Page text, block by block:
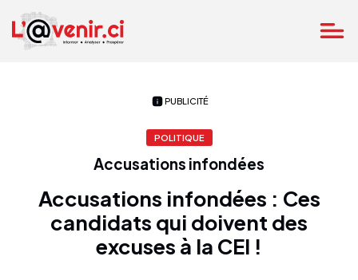
PUBLICITÉ
POLITIQUE
Accusations infondées
Accusations infondées : Ces
candidats qui doivent des
excuses à la CEI !